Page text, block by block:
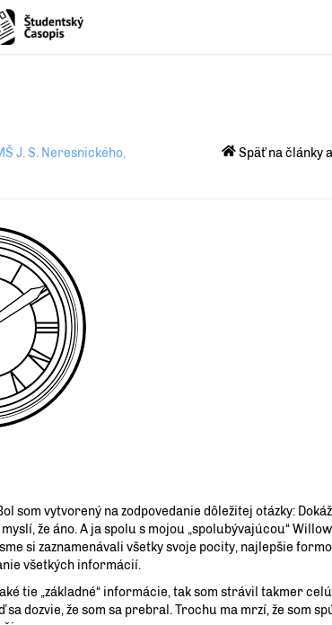
J. S. Neresnického,
Späť na články
som vytvorený na zodpovedanie dôležitej otázky:
že áno. A ja spolu s mojou „spolubývajúcou“
si zaznamenávali všetky svoje pocity, najlepšie
všetkých informácií.
tie „základné“ informácie, tak som strávil takmer
dozvie, že som sa prebral. Trochu ma mrzí, že som